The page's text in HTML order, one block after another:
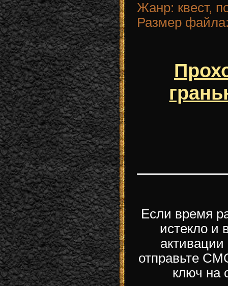
Жанр: квест,
Размер
Если время
истекло и
отправьте
ключ на